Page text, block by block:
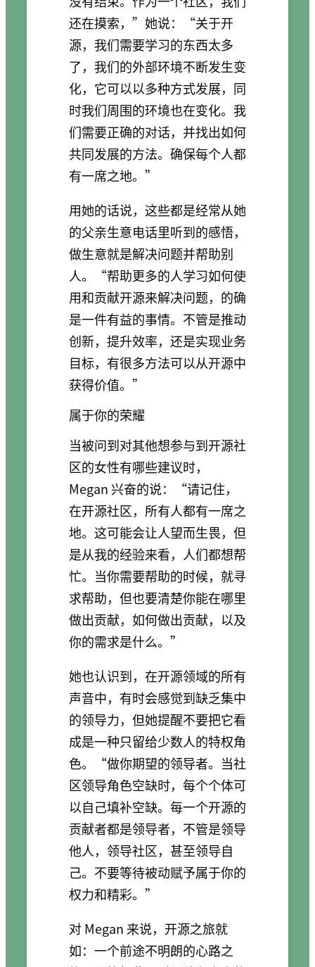
还在摸索，”她说：“关于开
源，我们需要学习的东西太多
了，我们的外部环境不断发生变
化，它可以以多种方式发展，同
时我们周围的环境也在变化。我
们需要正确的对话，并找出如何
共同发展的方法。确保每个人都
有一席之地。”
用她的话说，这些都是经常从她
的父亲生意电话里听到的感悟，
做生意就是解决问题并帮助别
人。“帮助更多的人学习如何使
用和贡献开源来解决问题，的确
是一件有益的事情。不管是推动
创新，提升效率，还是实现业务
目标，有很多方法可以从开源中
获得价值。”
属于你的荣耀
当被问到对其他想参与到开源社
区的女性有哪些建议时，
Megan 兴奋的说：“请记住，
在开源社区，所有人都有一席之
地。这可能会让人望而生畏，但
是从我的经验来看，人们都想帮
忙。当你需要帮助的时候，就寻
求帮助，但也要清楚你能在哪里
做出贡献，如何做出贡献，以及
你的需求是什么。”
她也认识到，在开源领域的所有
声音中，有时会感觉到缺乏集中
的领导力，但她提醒不要把它看
成是一种只留给少数人的特权角
色。“做你期望的领导者。当社
区领导角色空缺时，每个个体可
以自己填补空缺。每一个开源的
贡献者都是领导者，不管是领导
他人，领导社区，甚至领导自
己。不要等待被动赋予属于你的
权力和精彩。”
对 Megan 来说，开源之旅就
如：一个前途不明朗的心路之